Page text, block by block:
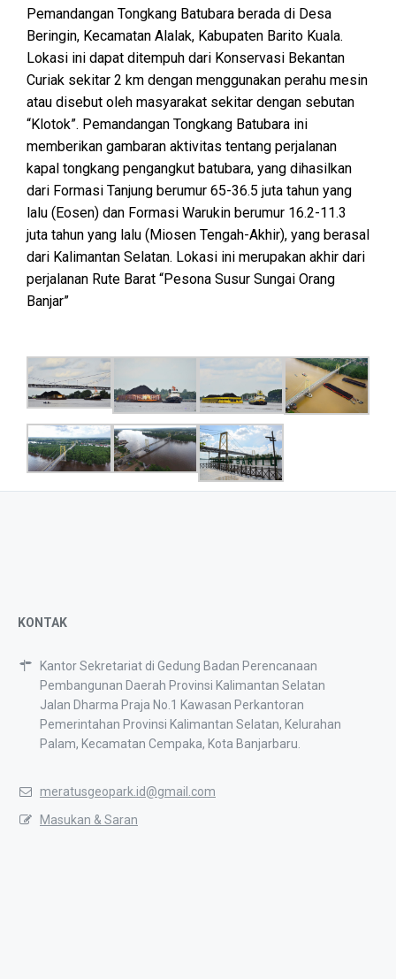
Pemandangan Tongkang Batubara berada di Desa
Beringin, Kecamatan Alalak, Kabupaten Barito Kuala.
Lokasi ini dapat ditempuh dari Konservasi Bekantan
Curiak sekitar 2 km dengan menggunakan perahu mesin
atau disebut oleh masyarakat sekitar dengan sebutan
“Klotok”. Pemandangan Tongkang Batubara ini
memberikan gambaran aktivitas tentang perjalanan
kapal tongkang pengangkut batubara, yang dihasilkan
dari Formasi Tanjung berumur 65-36.5 juta tahun yang
lalu (Eosen) dan Formasi Warukin berumur 16.2-11.3
juta tahun yang lalu (Miosen Tengah-Akhir), yang berasal
dari Kalimantan Selatan. Lokasi ini merupakan akhir dari
perjalanan Rute Barat “Pesona Susur Sungai Orang
Banjar”
KONTAK
Kantor Sekretariat di Gedung Badan Perencanaan
Pembangunan Daerah Provinsi Kalimantan Selatan
Jalan Dharma Praja No.1 Kawasan Perkantoran
Pemerintahan Provinsi Kalimantan Selatan, Kelurahan
Palam, Kecamatan Cempaka, Kota Banjarbaru.
meratusgeopark.id@gmail.com
Masukan & Saran